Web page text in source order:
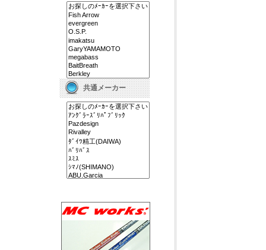
共通メーカー